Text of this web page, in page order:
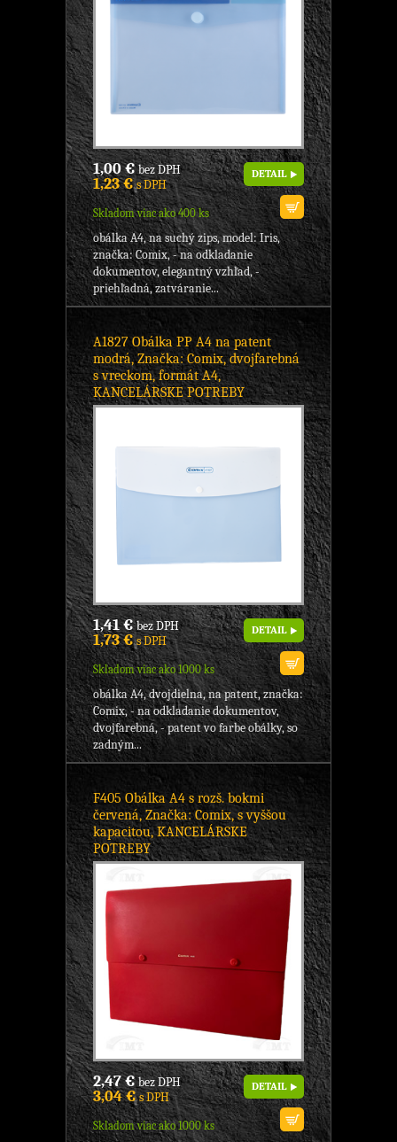
1,00 €bez DPH
1,23 €s DPH
Skladom viac ako 400 ks
DETAIL
obálka A4, na suchý zips, model: Iris,
značka: Comix, - na odkladanie
dokumentov, elegantný vzhľad, -
priehľadná, zatváranie...
A1827 Obálka PP A4 na patent
modrá, Značka: Comix, dvojfarebná
s vreckom, formát A4,
KANCELÁRSKE POTREBY
1,41 €bez DPH
1,73 €s DPH
Skladom viac ako 1000 ks
DETAIL
obálka A4, dvojdielna, na patent, značka:
Comix, - na odkladanie dokumentov,
dvojfarebná, - patent vo farbe obálky, so
zadným...
F405 Obálka A4 s rozš. bokmi
červená, Značka: Comix, s vyššou
kapacitou, KANCELÁRSKE
POTREBY
2,47 €bez DPH
3,04 €s DPH
Skladom viac ako 1000 ks
DETAIL